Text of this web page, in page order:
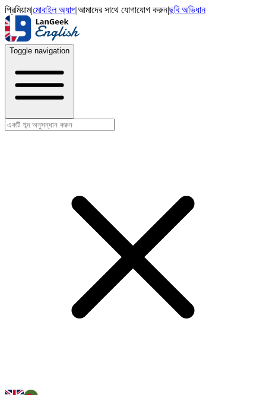
প্রিমিয়াম|মোবাইল অ্যাপ|আমাদের সাথে যোগাযোগ করুন|ছবি অভিধান
Toggle navigation